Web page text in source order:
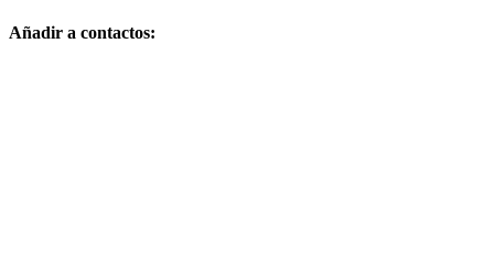
Añadir a contactos: